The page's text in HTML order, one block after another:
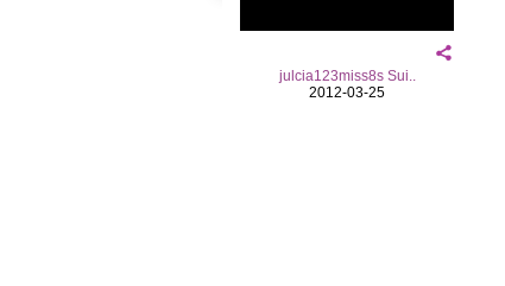
julcia123miss8s Sui..
2012-03-25